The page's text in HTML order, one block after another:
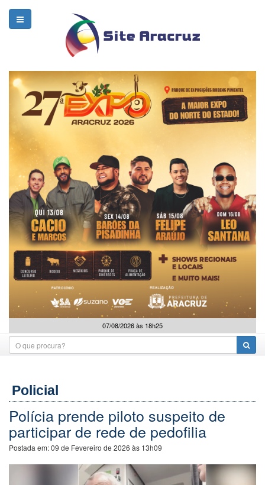
07/08/2026 às 18h25
Policial
Polícia prende piloto suspeito de
participar de rede de pedofilia
Postada em:09 de Fevereiro de 2026 às 13h09